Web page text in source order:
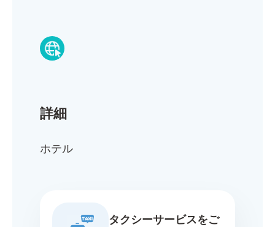
詳細
ホテル
タクシーサービスをご